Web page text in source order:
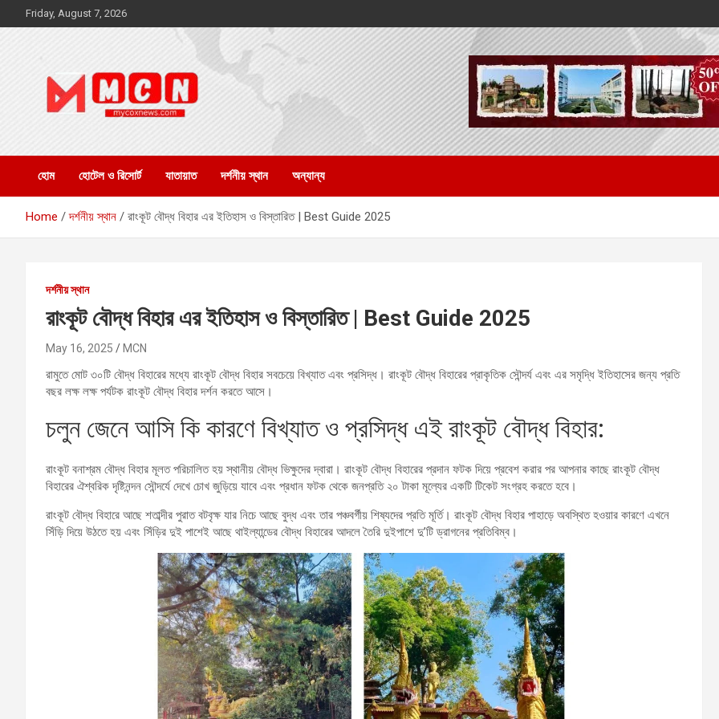
to
Friday, August 7, 2026
MCN
হোম হোটেল ও রিসোর্ট যাতায়াত দর্শনীয় স্থান অন্যান্য
Home দর্শনীয় স্থান রাংকূট বৌদ্ধ বিহার এর ইতিহাস ও বিস্তারিত | Best Guide 2025
দর্শনীয় স্থান
রাংকূট বৌদ্ধ বিহার এর ইতিহাস ও বিস্তারিত | Best Guide 2025
May 16, 2025 MCN
রামুতে মোট ৩০টি বৌদ্ধ বিহারের মধ্যে রাংকূট বৌদ্ধ বিহার সবচেয়ে বিখ্যাত এবং প্রসিদ্ধ। রাংকূট বৌদ্ধ বিহারের প্রাকৃতিক সৌন্দর্য এবং এর সমৃদ্ধি ইতিহাসের জন্য প্রতি
বছর লক্ষ লক্ষ পর্যটক রাংকূট বৌদ্ধ বিহার দর্শন করতে আসে।
চলুন জেনে আসি কি কারণে বিখ্যাত ও প্রসিদ্ধ এই রাংকূট বৌদ্ধ বিহার:
রাংকূট বনাশ্রম বৌদ্ধ বিহার মূলত পরিচালিত হয় স্থানীয় বৌদ্ধ ভিক্ষুদের দ্বারা। রাংকূট বৌদ্ধ বিহারের প্রদান ফটক দিয়ে প্রবেশ করার পর আপনার কাছে রাংকূট বৌদ্ধ
বিহারের ঐশ্বরিক দৃষ্টিনন্দন সৌন্দর্যে দেখে চোখ জুড়িয়ে যাবে এবং প্রধান ফটক থেকে জনপ্রতি ২০ টাকা মূল্যের একটি টিকেট সংগ্রহ করতে হবে।
রাংকূট বৌদ্ধ বিহারে আছে শতাব্দীর পুরাত বটবৃক্ষ যার নিচে আছে বুদ্ধ এবং তার পঞ্চবর্গীয় শিষ্যদের প্রতি মূর্তি। রাংকূট বৌদ্ধ বিহার পাহাড়ে অবস্থিত হওয়ার কারণে এখনে
সিঁড়ি দিয়ে উঠতে হয় এবং সিঁড়ির দুই পাশেই আছে থাইল্যান্ডের বৌদ্ধ বিহারের আদলে তৈরি দুইপাশে দু’টি ড্রাগনের প্রতিবিম্ব।